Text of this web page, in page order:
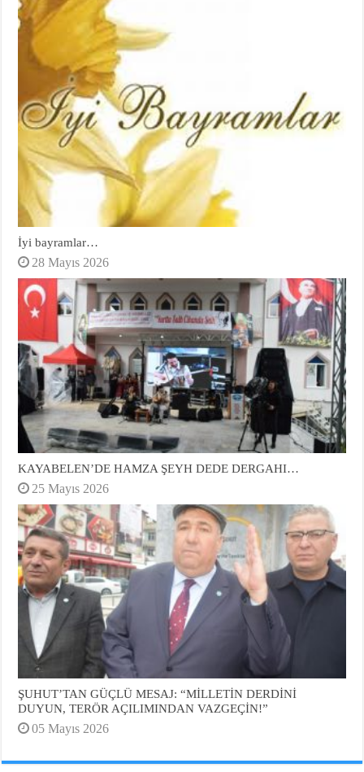
İyi bayramlar…
28 Mayıs 2026
KAYABELEN’DE HAMZA ŞEYH DEDE DERGAHI…
25 Mayıs 2026
ŞUHUT’TAN GÜÇLÜ MESAJ: “MİLLETİN DERDİNİ
DUYUN, TERÖR AÇILIMINDAN VAZGEÇİN!”
05 Mayıs 2026